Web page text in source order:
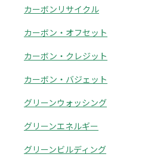
カーボンリサイクル
カーボン・オフセット
カーボン・クレジット
カーボン・バジェット
グリーンウォッシング
グリーンエネルギー
グリーンビルディング